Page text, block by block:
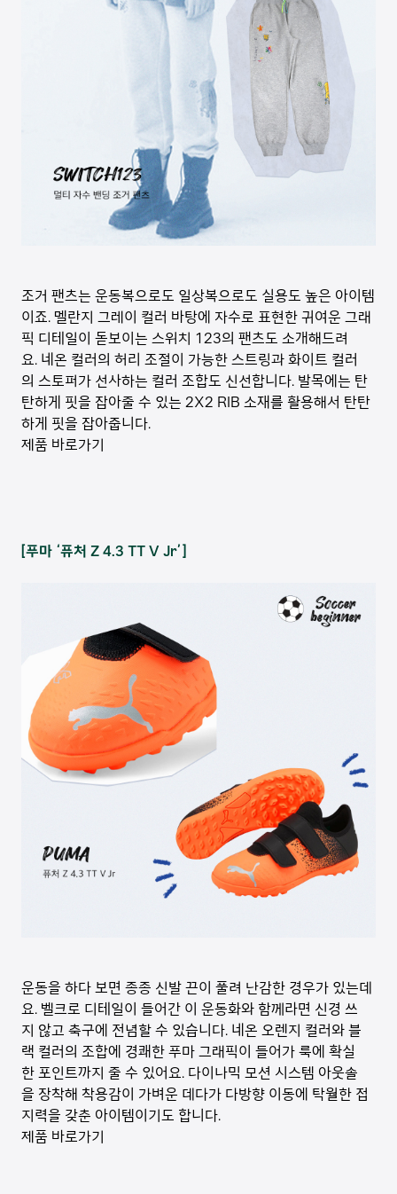
조거 팬츠는 운동복으로도 일상복으로도 실용도 높은 아이템
이죠. 멜란지 그레이 컬러 바탕에 자수로 표현한 귀여운 그래
픽 디테일이 돋보이는 스위치 123의 팬츠도 소개해드려
요. 네온 컬러의 허리 조절이 가능한 스트링과 화이트 컬러
의 스토퍼가 선사하는 컬러 조합도 신선합니다. 발목에는 탄
탄하게 핏을 잡아줄 수 있는 2X2 RIB 소재를 활용해서 탄탄
하게 핏을 잡아줍니다.
제품 바로가기
[푸마 ‘퓨처 Z 4.3 TT V Jr’]
운동을 하다 보면 종종 신발 끈이 풀려 난감한 경우가 있는데
요. 벨크로 디테일이 들어간 이 운동화와 함께라면 신경 쓰
지 않고 축구에 전념할 수 있습니다. 네온 오렌지 컬러와 블
랙 컬러의 조합에 경쾌한 푸마 그래픽이 들어가 룩에 확실
한 포인트까지 줄 수 있어요. 다이나믹 모션 시스템 아웃솔
을 장착해 착용감이 가벼운 데다가 다방향 이동에 탁월한 접
지력을 갖춘 아이템이기도 합니다.
제품 바로가기